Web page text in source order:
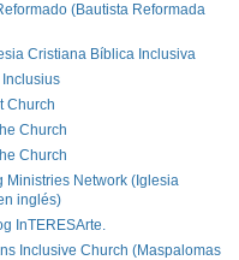
(Bautista Reformada
Cristiana Bíblica Inclusiva
Inclusius
Church
Church
Church
Ministries Network (Iglesia
inglés)
InTERESArte.
Inclusive Church (Maspalomas